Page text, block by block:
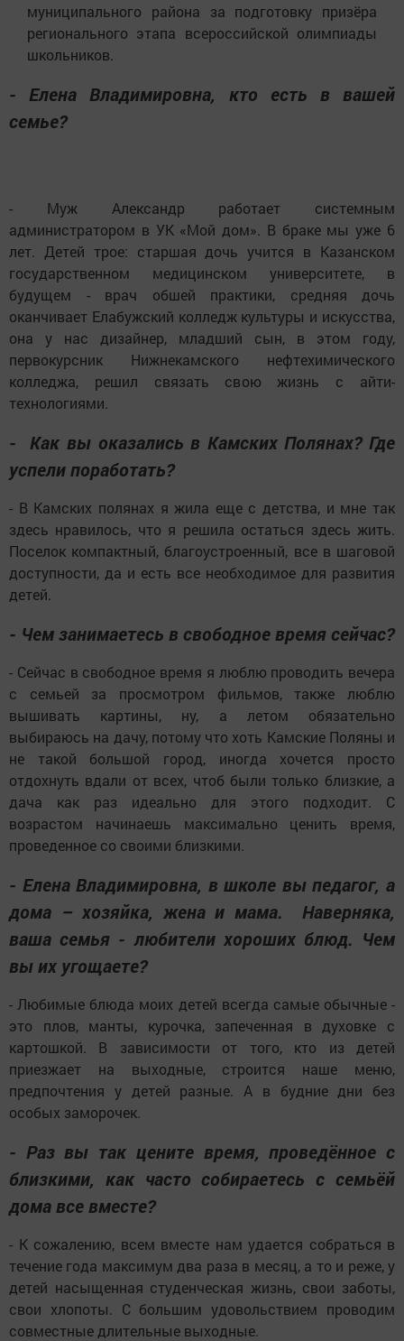
муниципального района за подготовку призёра
регионального этапа всероссийской олимпиады
школьников.
- Елена Владимировна, кто есть в вашей
семье?
- Муж Александр работает системным
администратором в УК «Мой дом». В браке мы уже 6
лет. Детей трое: старшая дочь учится в Казанском
государственном медицинском университете, в
будущем - врач обшей практики, средняя дочь
оканчивает Елабужский колледж культуры и искусства,
она у нас дизайнер, младший сын, в этом году,
первокурсник Нижнекамского нефтехимического
колледжа, решил связать свою жизнь с айти-
технологиями.
- Как вы оказались в Камских Полянах? Где
успели поработать?
- В Камских полянах я жила еще с детства, и мне так
здесь нравилось, что я решила остаться здесь жить.
Поселок компактный, благоустроенный, все в шаговой
доступности, да и есть все необходимое для развития
детей.
- Чем занимаетесь в свободное время сейчас?
- Сейчас в свободное время я люблю проводить вечера
с семьей за просмотром фильмов, также люблю
вышивать картины, ну, а летом обязательно
выбираюсь на дачу, потому что хоть Камские Поляны и
не такой большой город, иногда хочется просто
отдохнуть вдали от всех, чтоб были только близкие, а
дача как раз идеально для этого подходит. С
возрастом начинаешь максимально ценить время,
проведенное со своими близкими.
- Елена Владимировна, в школе вы педагог, а
дома – хозяйка, жена и мама. Наверняка,
ваша семья - любители хороших блюд. Чем
вы их угощаете?
- Любимые блюда моих детей всегда самые обычные -
это плов, манты, курочка, запеченная в духовке с
картошкой. В зависимости от того, кто из детей
приезжает на выходные, строится наше меню,
предпочтения у детей разные. А в будние дни без
особых заморочек.
- Раз вы так цените время, проведённое с
близкими, как часто собираетесь с семьёй
дома все вместе?
- К сожалению, всем вместе нам удается собраться в
течение года максимум два раза в месяц, а то и реже, у
детей насыщенная студенческая жизнь, свои заботы,
свои хлопоты. С большим удовольствием проводим
совместные длительные выходные.